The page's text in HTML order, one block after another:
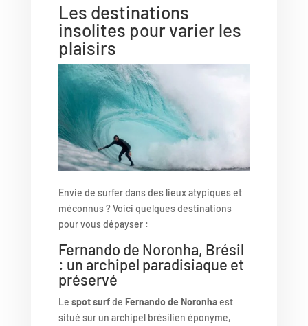
Les destinations
insolites pour varier les
plaisirs
Envie de surfer dans des lieux atypiques et
méconnus ? Voici quelques destinations
pour vous dépayser :
Fernando de Noronha, Brésil
: un archipel paradisiaque et
préservé
Le spot surfde Fernando de Noronhaest
situé sur un archipel brésilien éponyme,